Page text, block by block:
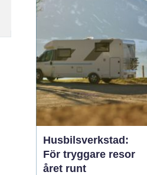
produktionsmiljöer
behöver golvet vara mer
än bara en slityta. Golvet
ska tåla tung trafi...
Husbilsverkstad:
För tryggare resor
året runt